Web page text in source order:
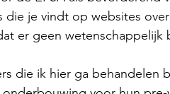
die je vindt op websites
er geen wetenschappelijk
die ik hier ga behandelen